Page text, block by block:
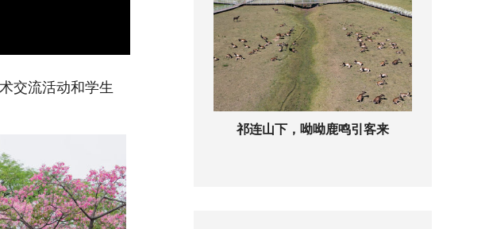
交流活动和学生
祁连山下，呦呦鹿鸣引客来